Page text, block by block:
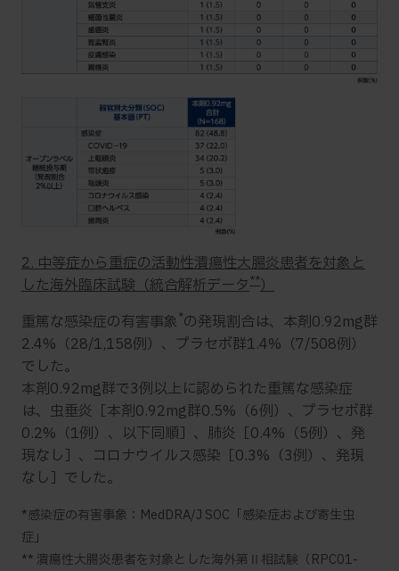
2. 中等症から重症の活動性潰瘍性大腸炎患者を対象と
した海外臨床試験（統合解析データ **）
重篤な感染症の有害事象 *の発現割合は、本剤0.92mg群
2.4%（28/1,158例）、プラセボ群1.4%（7/508例）
でした。
本剤0.92mg群で3例以上に認められた重篤な感染症
は、虫垂炎［本剤0.92mg群0.5%（6例）、プラセボ群
0.2%（1例）、以下同順］、肺炎［0.4%（5例）、発
現なし］、コロナウイルス感染［0.3%（3例）、発現
なし］でした。
*感染症の有害事象：MedDRA/J SOC「感染症および寄生虫
症」
** 潰瘍性大腸炎患者を対象とした海外第Ⅱ相試験（RPC01-